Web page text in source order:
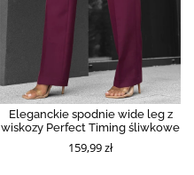
Eleganckie spodnie wide leg z
wiskozy Perfect Timing śliwkowe
159,99 zł